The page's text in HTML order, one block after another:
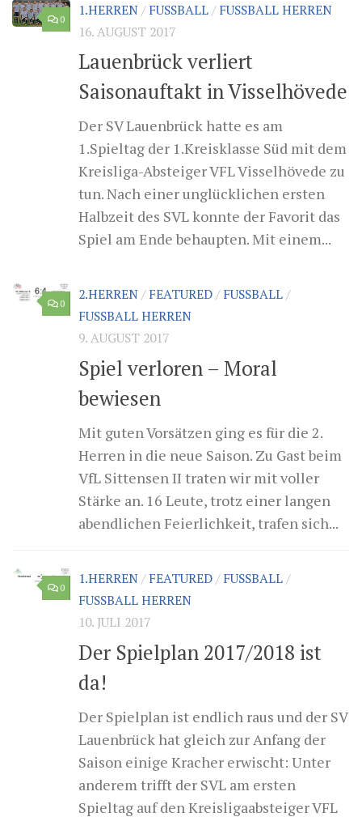
0
1.HERREN/FUSSBALL/FUSSBALL HERREN
16. AUGUST 2017
Lauenbrück verliert
Saisonauftakt in Visselhövede
Der SV Lauenbrück hatte es am
1.Spieltag der 1.Kreisklasse Süd mit dem
Kreisliga-Absteiger VFL Visselhövede zu
tun. Nach einer unglücklichen ersten
Halbzeit des SVL konnte der Favorit das
Spiel am Ende behaupten. Mit einem...
0
2.HERREN/FEATURED/FUSSBALL/
FUSSBALL HERREN
9. AUGUST 2017
Spiel verloren – Moral
bewiesen
Mit guten Vorsätzen ging es für die 2.
Herren in die neue Saison. Zu Gast beim
VfL Sittensen II traten wir mit voller
Stärke an. 16 Leute, trotz einer langen
abendlichen Feierlichkeit, trafen sich...
0
1.HERREN/FEATURED/FUSSBALL/
FUSSBALL HERREN
10. JULI 2017
Der Spielplan 2017/2018 ist
da!
Der Spielplan ist endlich raus und der SV
Lauenbrück hat gleich zur Anfang der
Saison einige Kracher erwischt: Unter
anderem trifft der SVL am ersten
Spieltag auf den Kreisligaabsteiger VFL